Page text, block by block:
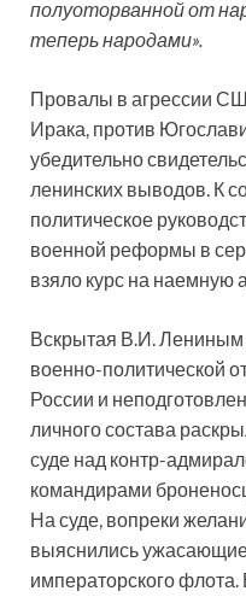
полуоторванной от
теперь народами».
Провалы в агрессии
Ирака, против
убедительно
ленинских выводов. К
политическое
военной реформы в
взяло курс на наемную
Вскрытая В.И. Лениным
военно-политической
России и
личного состава
суде над контр-
командирами
На суде, вопреки
выяснились
императорского